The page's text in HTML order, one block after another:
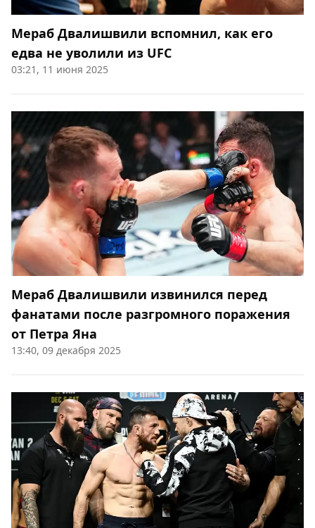
Мераб Двалишвили вспомнил, как его
едва не уволили из UFC
03:21, 11 июня 2025
Мераб Двалишвили извинился перед
фанатами после разгромного поражения
от Петра Яна
13:40, 09 декабря 2025